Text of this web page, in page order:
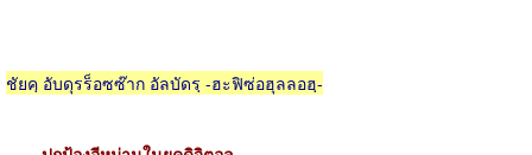
ชัยคฺ อับดุรร็อซซ๊าก อัลบัดรฺ -ฮะฟิซ่อฮุลลอฮฺ-